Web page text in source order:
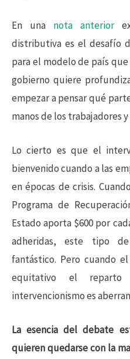
En una nota anterior
distributiva es el desafío
para el modelo de país
gobierno quiere
empezar a pensar qué
manos de los trabajadores
Lo cierto es que el
bienvenido cuando a las
en épocas de crisis.
Programa de
Estado aporta $600 por
adheridas, este tipo
fantástico. Pero cuando
equitativo el
intervencionismo es
La esencia del debate
quieren quedarse con la